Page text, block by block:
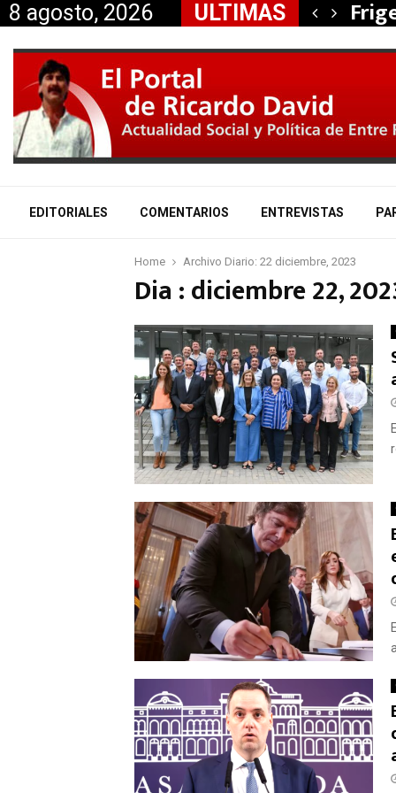
8 agosto, 2026 ULTIMAS
Miranda anunció…
EDITORIALES COMENTARIOS ENTREVISTAS
Home Archivo Diario: 22 diciembre, 2023
Dia : diciembre 22,